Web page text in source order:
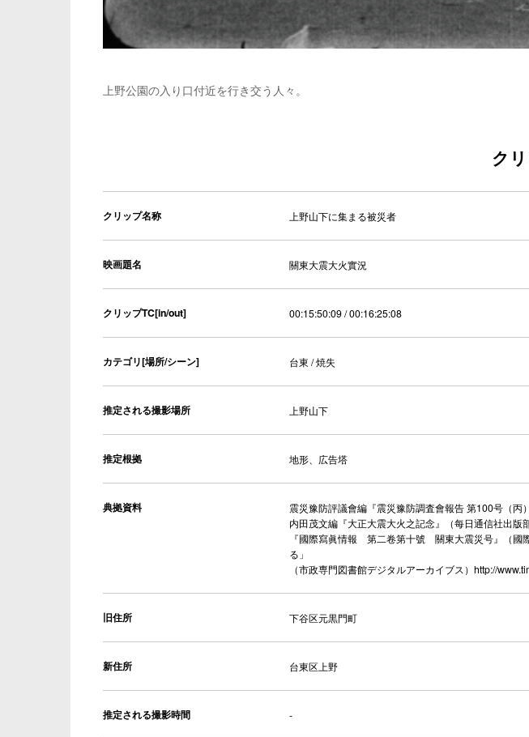
上野公園の入り口付近を行き交う人々。
ク
クリップ名称 上野山下に集まる被災者
映画題名 關東大震大火實況
クリップTC[in/out] 00:15:50:09 / 00:16:25:08
カテゴリ[場所/シーン] 台東 / 焼失
推定される撮影場所 上野山下
推定根拠 地形、広告塔
典拠資料
震災豫防評議會編『震災豫防調査會報告 第100号（丙
内田茂文編『大正大震大火之記念』（每日通信社出版
『國際寫眞情報 第二卷第十號 關東大震災号』（國
る」
（市政専門図書館デジタルアーカイブス） http://
旧住所 下谷区元黒門町
新住所 台東区上野
推定される撮影時間 -